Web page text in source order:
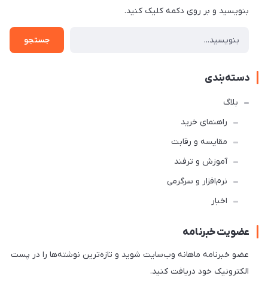
بنویسید و بر روی دکمه کلیک کنید.
جستجو
دسته‌بندی
بلاگ
راهنمای خرید
مقایسه و رقابت
آموزش و ترفند
نرم‌افزار و سرگرمی
اخبار
عضویت خبرنامه
عضو خبرنامه ماهانه وب‌سایت شوید و تازه‌ترین نوشته‌ها را در پست
الکترونیک خود دریافت کنید.